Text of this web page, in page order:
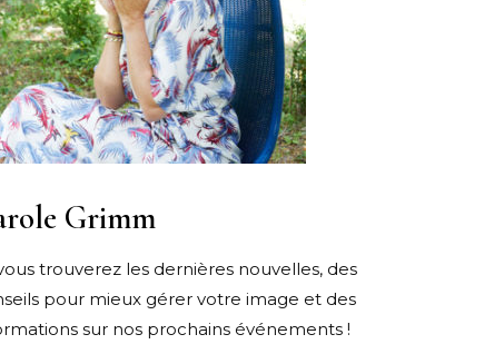
Grimm
trouverez les dernières nouvelles, des
pour mieux gérer votre image et des
sur nos prochains événements !